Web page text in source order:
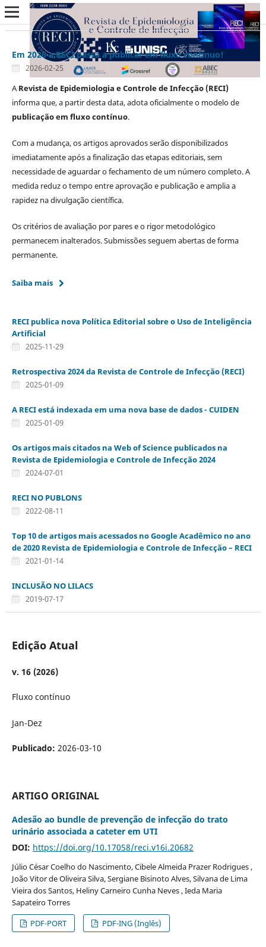
Em 2026 a RECI passa a publicar em fluxo contínuo!
2026-02-25
ARevista de Epidemiologia e Controle de Infecção (RECI)
informa que, a partir desta data, adota oficialmente o modelo de
publicação em fluxo contínuo.
Com a mudança, os artigos aprovados serão disponibilizados
imediatamente após a finalização das etapas editoriais, sem
necessidade de aguardar o fechamento de um número completo. A
medida reduz o tempo entre aprovação e publicação e amplia a
rapidez na divulgação científica.
Os critérios de avaliação por pares e o rigor metodológico
permanecem inalterados. Submissões seguem abertas de forma
permanente.
Saiba mais
RECI publica nova Política Editorial sobre o Uso de Inteligência
Artificial
2025-11-29
Retrospectiva 2024 da Revista de Controle de Infecção (RECI)
2025-01-09
A RECI está indexada em uma nova base de dados - CUIDEN
2025-01-09
Os artigos mais citados na Web of Science publicados na
Revista de Epidemiologia e Controle de Infecção 2024
2024-07-01
RECI NO PUBLONS
2022-08-11
Top 10 de artigos mais acessados no Google Acadêmico no ano
de 2020 Revista de Epidemiologia e Controle de Infecção – RECI
2021-01-14
INCLUSÃO NO LILACS
2019-07-17
Edição Atual
v. 16 (2026)
Fluxo contínuo
Jan-Dez
Publicado: 2026-03-10
ARTIGO ORIGINAL
Adesão ao bundle de prevenção de infecção do trato
urinário associada a cateter em UTI
DOI: https://doi.org/10.17058/reci.v16i.20682
Júlio César Coelho do Nascimento, Cibele Almeida Prazer Rodrigues ,
João Vitor de Oliveira Silva, Sergiane Bisinoto Alves, Silvana de Lima
Vieira dos Santos, Heliny Carneiro Cunha Neves , Ieda Maria
Sapateiro Torres
PDF-PORT
PDF-ING (Inglês)